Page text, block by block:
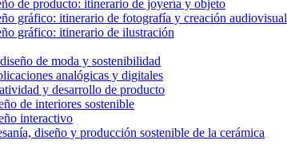
de producto: itinerario de joyería y objeto
gráfico: itinerario de fotografía y creación audiovisual
gráfico: itinerario de ilustración
de moda y sostenibilidad
analógicas y digitales
y desarrollo de producto
de interiores sostenible
interactivo
diseño y producción sostenible de la cerámica